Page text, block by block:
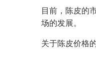
目前，陈皮的
场的发展。
关于陈皮价格